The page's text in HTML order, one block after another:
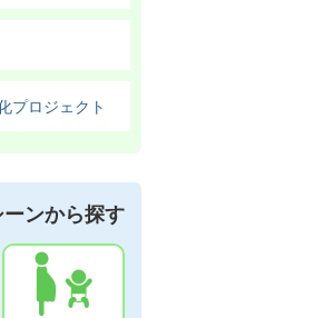
プロジェクト
ーンから探す